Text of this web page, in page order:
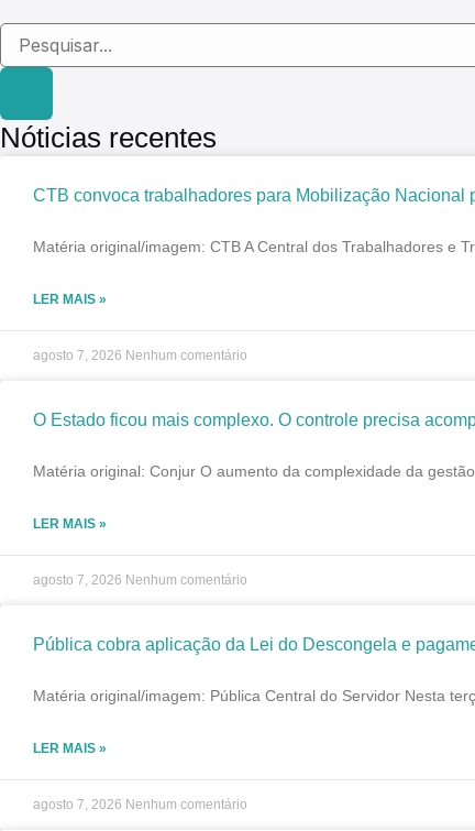
Nóticias recentes
CTB convoca trabalhadores para Mobilização Nacional
Matéria original/imagem: CTB A Central dos Trabalhadores e
LER MAIS »
agosto 7, 2026 Nenhum comentário
O Estado ficou mais complexo. O controle precisa
Matéria original: Conjur O aumento da complexidade da
LER MAIS »
agosto 7, 2026 Nenhum comentário
Pública cobra aplicação da Lei do Descongela e
Matéria original/imagem: Pública Central do Servidor Nesta
LER MAIS »
agosto 7, 2026 Nenhum comentário